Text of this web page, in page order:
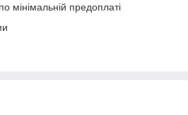
мінімальній предоплаті